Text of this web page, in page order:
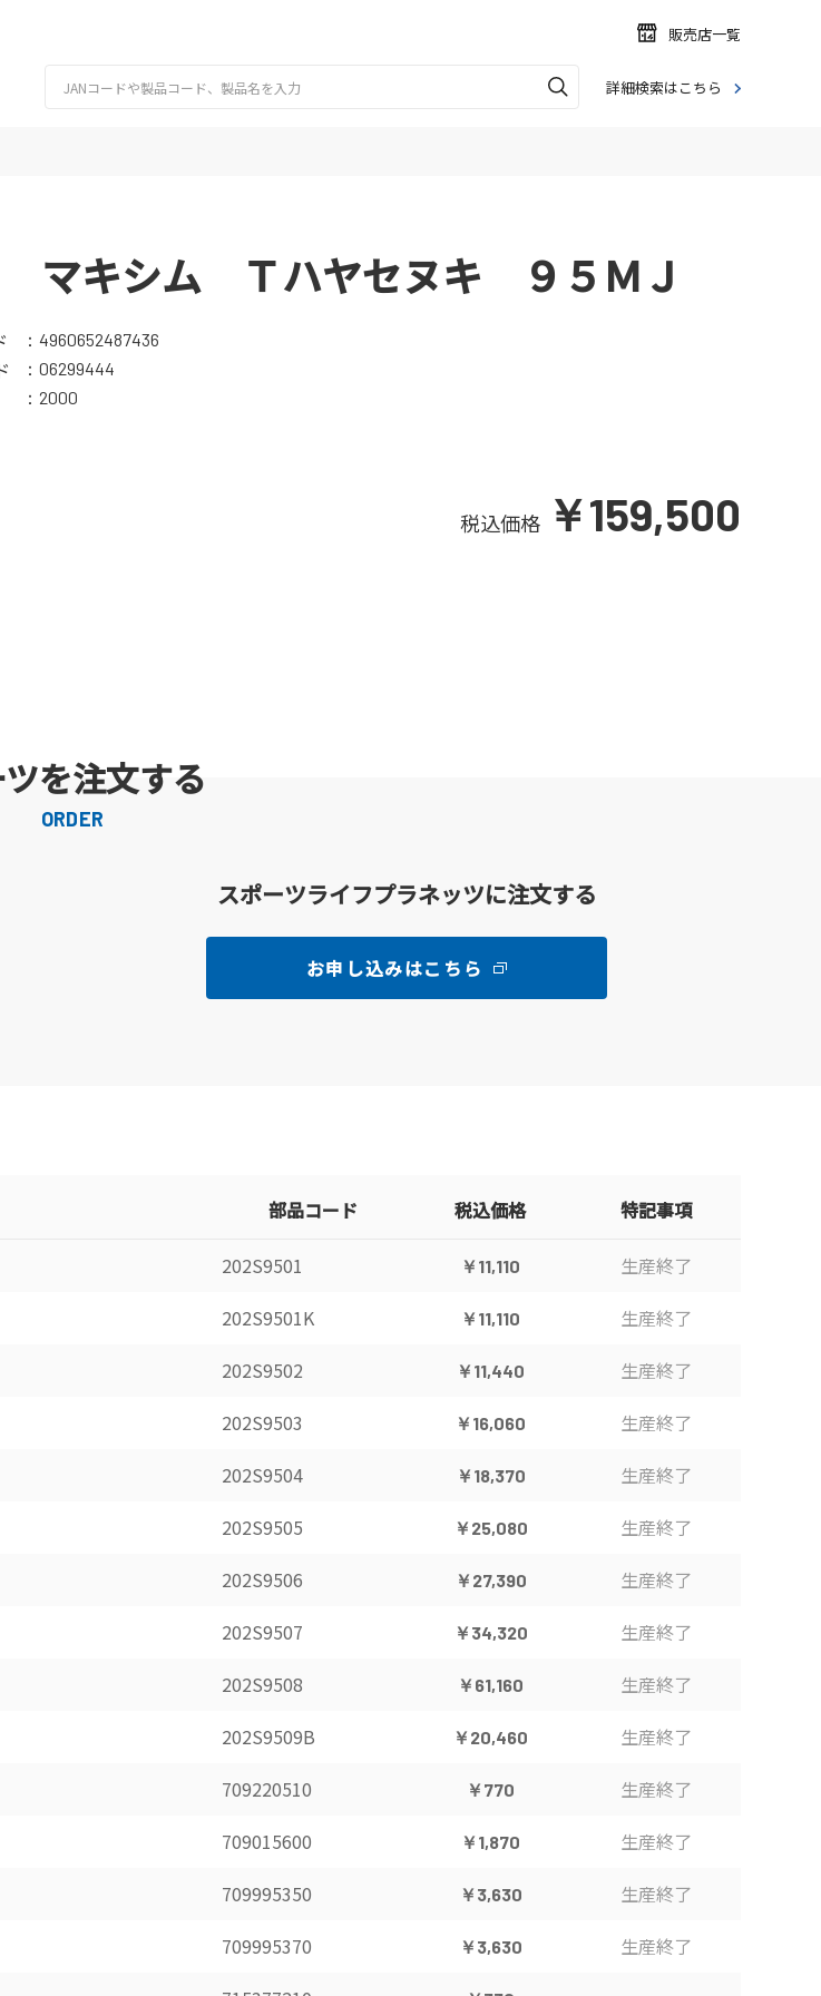
販売店一覧
詳細検索はこちら
マキシム Ｔハヤセヌキ ９５ＭＪ
4960652487436
06299444
2000
税込価格 ￥159,500
を注文する
ORDER
スポーツライフプラネッツに注文する
お申し込みはこちら
部品コード 税込価格 特記事項
202S9501 ￥11,110 生産終了
202S9501K ￥11,110 生産終了
202S9502 ￥11,440 生産終了
202S9503 ￥16,060 生産終了
202S9504 ￥18,370 生産終了
202S9505 ￥25,080 生産終了
202S9506 ￥27,390 生産終了
202S9507 ￥34,320 生産終了
202S9508 ￥61,160 生産終了
202S9509B ￥20,460 生産終了
709220510 ￥770 生産終了
709015600 ￥1,870 生産終了
709995350 ￥3,630 生産終了
709995370 ￥3,630 生産終了